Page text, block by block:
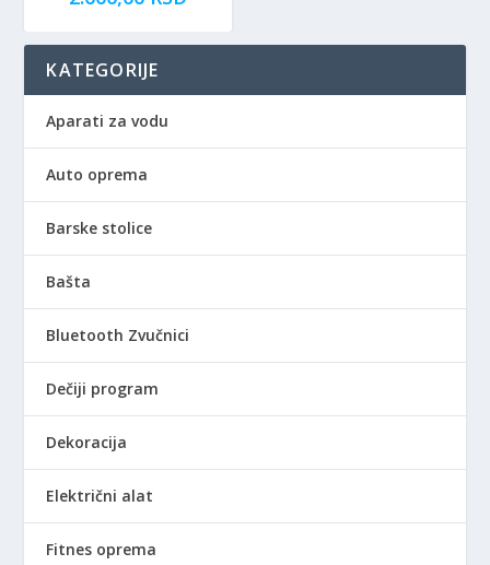
KATEGORIJE
Aparati za vodu
Auto oprema
Barske stolice
Bašta
Bluetooth Zvučnici
Dečiji program
Dekoracija
Električni alat
Fitnes oprema